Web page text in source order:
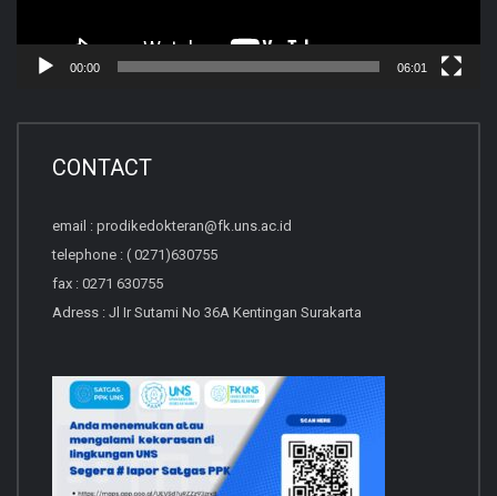
00:00 06:01
CONTACT
email : prodikedokteran@fk.uns.ac.id
telephone : ( 0271)630755
fax : 0271 630755
Adress : Jl Ir Sutami No 36A Kentingan Surakarta